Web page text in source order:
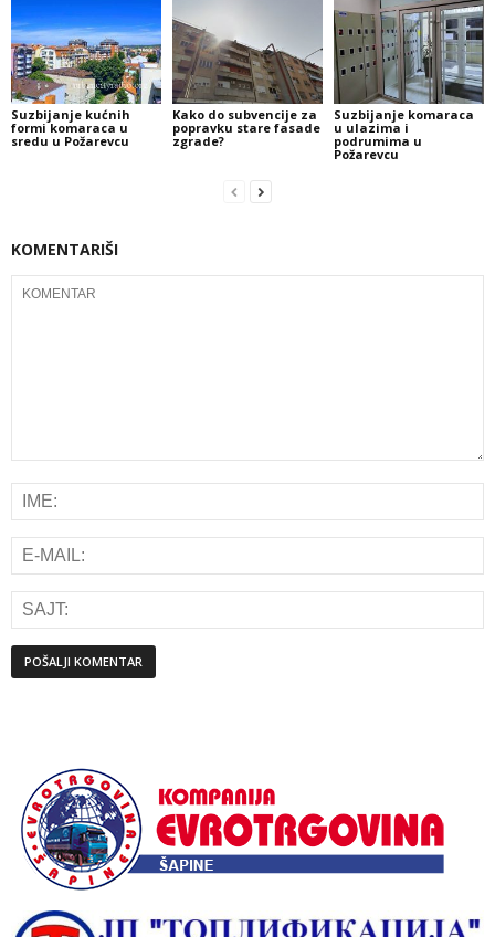
Suzbijanje kućnih
formi komaraca u
sredu u Požarevcu
Kako do subvencije za
popravku stare fasade
zgrade?
Suzbijanje komaraca
u ulazima i
podrumima u
Požarevcu
KOMENTARIŠI